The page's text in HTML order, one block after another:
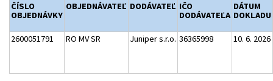
ČÍSLO
OBJEDNÁVKY
OBJEDNÁVATEĽ DODÁVATEĽ IČO
DODÁVATEĽA
DÁTUM
DOKLADU
2600051791 RO MV SR Juniper s.r.o. 36365998 10. 6. 2026